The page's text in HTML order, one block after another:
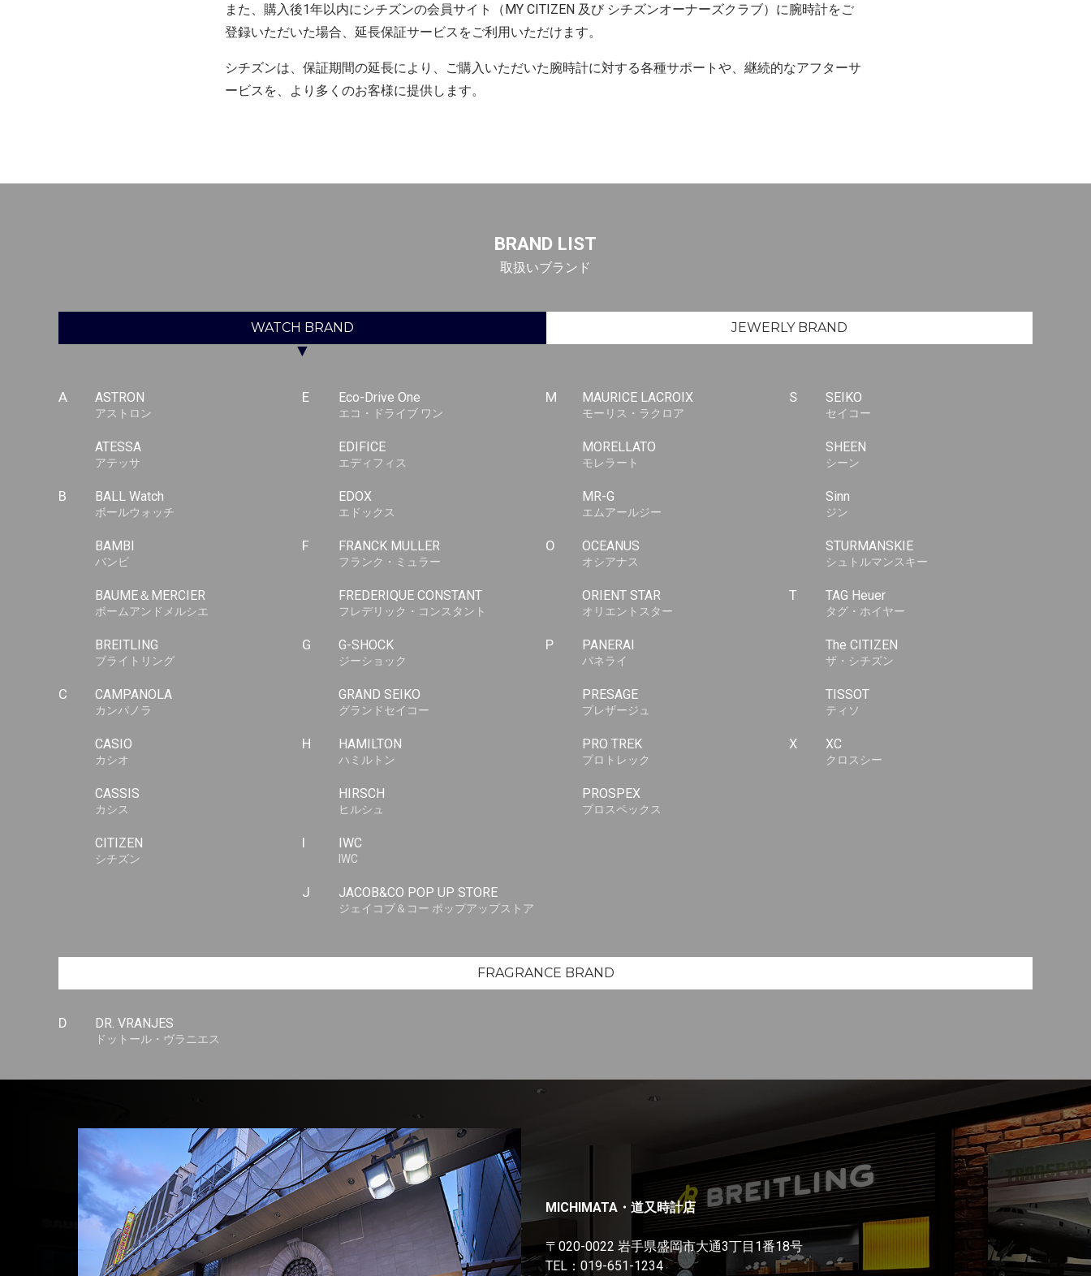
また、購入後1年以内にシチズンの会員サイト（MY CITIZEN 及び シチズンオーナーズクラブ）に腕時計をご
登録いただいた場合、延長保証サービスをご利用いただけます。
シチズンは、保証期間の延長により、ご購入いただいた腕時計に対する各種サポートや、継続的なアフターサ
ービスを、より多くのお客様に提供します。
BRAND LIST
取扱いブランド
WATCH BRAND JEWERLYBRAND
▼
A ASTRON
アストロン
ATESSA
アテッサ
B BALL Watch
ボールウォッチ
BAMBI
バンビ
BAUME＆MERCIER
ボームアンドメルシエ
BREITLING
ブライトリング
C CAMPANOLA
カンパノラ
CASIO
カシオ
CASSIS
カシス
CITIZEN
シチズン
E Eco-Drive One
エコ・ドライブ ワン
EDIFICE
エディフィス
EDOX
エドックス
F FRANCK MULLER
フランク・ミュラー
FREDERIQUE CONSTANT
フレデリック・コンスタント
G G-SHOCK
ジーショック
GRAND SEIKO
グランドセイコー
H HAMILTON
ハミルトン
HIRSCH
ヒルシュ
I IWC
IWC
J JACOB&CO POP UP STORE
ジェイコブ＆コー ポップアップストア
M MAURICE LACROIX
モーリス・ラクロア
MORELLATO
モレラート
MR-G
エムアールジー
O OCEANUS
オシアナス
ORIENT STAR
オリエントスター
P PANERAI
パネライ
PRESAGE
プレザージュ
PRO TREK
プロトレック
PROSPEX
プロスペックス
S SEIKO
セイコー
SHEEN
シーン
Sinn
ジン
STURMANSKIE
シュトルマンスキー
T TAG Heuer
タグ・ホイヤー
The CITIZEN
ザ・シチズン
TISSOT
ティソ
X XC
クロスシー
FRAGRANCE BRAND
D DR. VRANJES
ドットール・ヴラニエス
MICHIMATA・道又時計店
〒020-0022 岩手県盛岡市大通3丁目1番18号
TEL： 019-651-1234